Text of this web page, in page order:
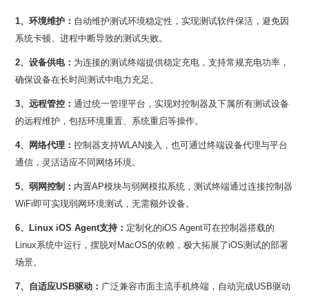
1、环境维护：
系统卡顿、进程中断导致的测试失败。
2、设备供电：
确保设备在长时间测试中电力充足。
3、远程管控：
的远程维护，包括环境重置、系统重启等操作。
4、网络代理：
通信，灵活适应不同网络环境。
5、弱网控制：
WiFi即可实现弱网环境测试，无需额外设备。
6、Linux iOS Agent支持：
场景。
7、自适应USB驱动：